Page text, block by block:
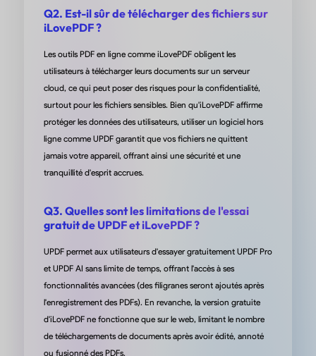
interface intuitive et des fonctionnalités robustes (y compris la
correspondance des polices lors de l'édition). Quelle que soit la
sans effort. De plus, il a une excellente compatibilité entre les
appareils assurant une accessibilité remarquable. Dans
recommanderais UPDF à quiconque recherche un outil
fiable et facile à utiliser. »
de Christopher Newman sur Trustpilot
Application très utile
Excel en fichiers Word et Excel doc/xls appropriés, ainsi que
compresser de grands PDFs. Tout fonctionne très bien. »
de Fzeg sur l'App Store
Q2. Est-il sûr de télécharger des fichiers sur
iLovePDF ?
Les outils PDF en ligne comme iLovePDF obligent les
utilisateurs à télécharger leurs documents sur un serveur
cloud, ce qui peut poser des risques pour la confidentialité,
surtout pour les fichiers sensibles. Bien qu'iLovePDF affirme
protéger les données des utilisateurs, utiliser un logiciel hors
ligne comme UPDF garantit que vos fichiers ne quittent
jamais votre appareil, offrant ainsi une sécurité et une
tranquillité d'esprit accrues.
Q3. Quelles sont les limitations de l'essai
gratuit de UPDF et iLovePDF ?
UPDF permet aux utilisateurs d'essayer gratuitement UPDF Pro
et UPDF AI sans limite de temps, offrant l'accès à ses
fonctionnalités avancées (des filigranes seront ajoutés après
l'enregistrement des PDFs). En revanche, la version gratuite
d'iLovePDF ne fonctionne que sur le web, limitant le nombre
de téléchargements de documents après avoir édité, annoté
ou fusionné des PDFs.